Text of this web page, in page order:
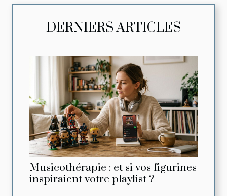
DERNIERS ARTICLES
Musicothérapie : et si vos figurines
inspiraient votre playlist ?